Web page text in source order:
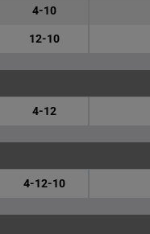
4-10
12-10
4-12
4-12-10